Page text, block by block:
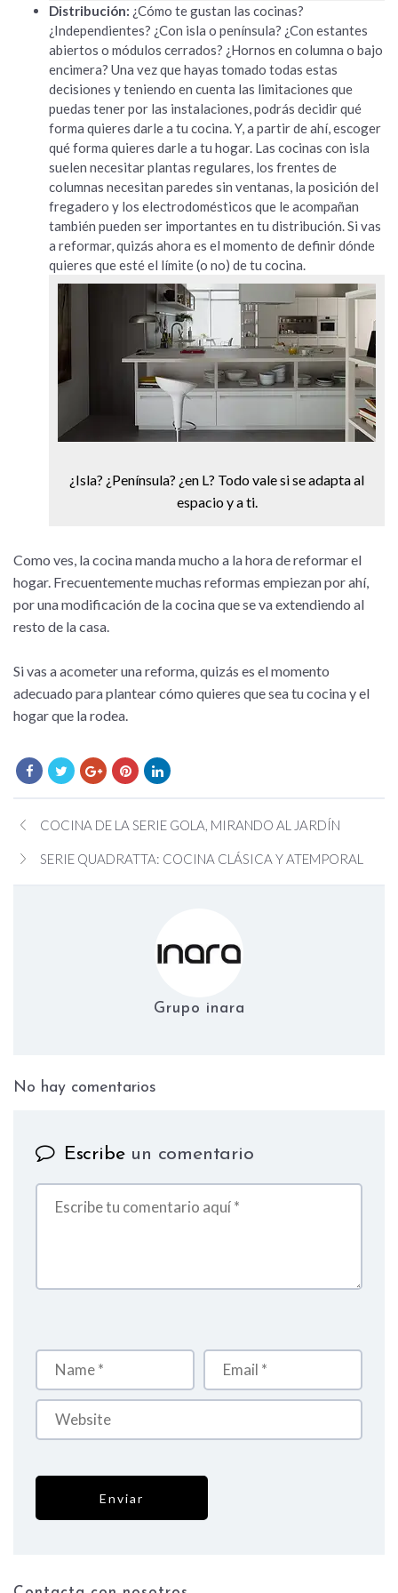
Distribución: ¿Cómo te gustan las cocinas?
¿Independientes? ¿Con isla o península? ¿Con estantes
abiertos o módulos cerrados? ¿Hornos en columna o bajo
encimera? Una vez que hayas tomado todas estas
decisiones y teniendo en cuenta las limitaciones que
puedas tener por las instalaciones, podrás decidir qué
forma quieres darle a tu cocina. Y, a partir de ahí, escoger
qué forma quieres darle a tu hogar. Las cocinas con isla
suelen necesitar plantas regulares, los frentes de
columnas necesitan paredes sin ventanas, la posición del
fregadero y los electrodomésticos que le acompañan
también pueden ser importantes en tu distribución. Si vas
a reformar, quizás ahora es el momento de definir dónde
quieres que esté el límite (o no) de tu cocina.
¿Isla? ¿Península? ¿en L? Todo vale si se adapta al
espacio y a ti.
Como ves, la cocina manda mucho a la hora de reformar el
hogar. Frecuentemente muchas reformas empiezan por ahí,
por una modificación de la cocina que se va extendiendo al
resto de la casa.
Si vas a acometer una reforma, quizás es el momento
adecuado para plantear cómo quieres que sea tu cocina y el
hogar que la rodea.
COCINA DE LA SERIE GOLA, MIRANDO AL JARDÍN
SERIE QUADRATTA: COCINA CLÁSICA Y ATEMPORAL
Grupo inara
No hay comentarios
Escribeun comentario